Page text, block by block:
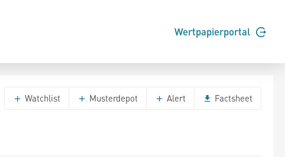
Wertpapierportal
Watchlist Musterdepot Alert Factsheet